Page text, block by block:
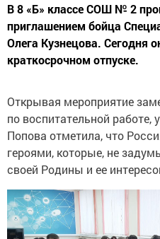
В 8 «Б» классе СОШ № 2
приглашением бойца
Олега Кузнецова. Сегодня
краткосрочном отпуске.
Открывая мероприятие
по воспитательной работе,
Попова отметила, что
героями, которые, не
своей Родины и ее